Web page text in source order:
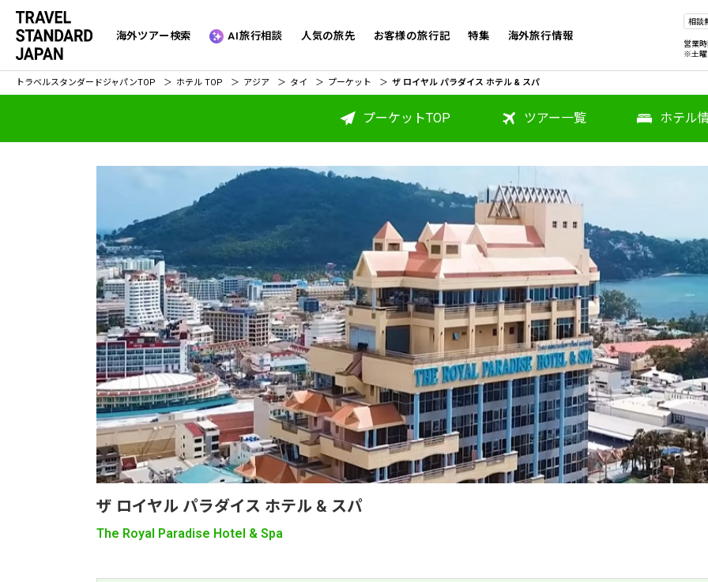
海外ツアー検索 AI旅行相談 人気の旅先 お客様の旅行記 特集 海外旅行情報
相談
営業
※土曜
トラベルスタンダードジャパンTOP ホテル TOP アジア タイ プーケット ザ ロイヤル パラダイス ホテル & スパ
プーケットTOP ツアー一覧 ホテル
ザ ロイヤル パラダイス ホテル & スパ
The Royal Paradise Hotel & Spa